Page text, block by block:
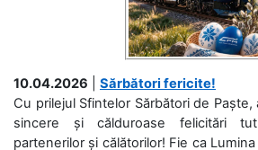
10.04.2026
Sărbători fericite!
Cu prilejul Sfintelor Sărbători de
sincere și călduroase felicitări
partenerilor și călătorilor! Fie ca